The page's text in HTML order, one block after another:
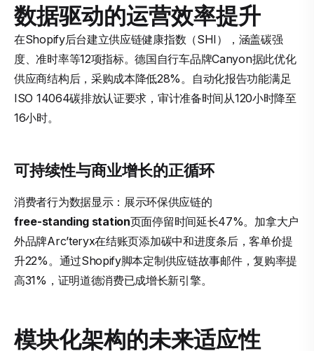
数据驱动的运营效率提升
在Shopify后台建立供应链健康指数（SHI），涵盖碳强
度、准时率等12项指标。德国自行车品牌Canyon据此优化
供应商结构后，采购成本降低28%。自动化报告功能满足
ISO 14064碳排放认证要求，审计准备时间从120小时降至
16小时。
可持续性与商业增长的正循环
消费者行为数据显示：展示环保供应链的
free-standing station页面停留时间延长47%。加拿大户
外品牌Arc’teryx在结账页添加碳中和进度条后，客单价提
升22%。通过Shopify脚本定制供应链故事邮件，复购率提
高31%，证明道德消费已成增长新引擎。
模块化架构的未来适应性